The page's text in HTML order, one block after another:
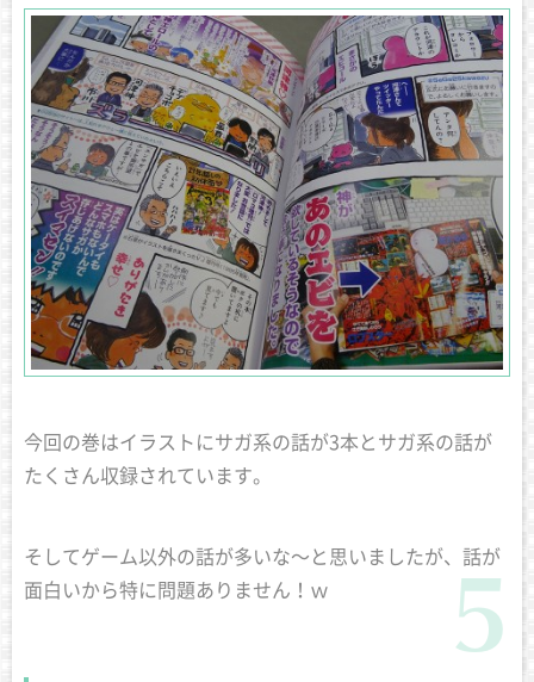
今回の巻はイラストにサガ系の話が3本とサガ系の話が
たくさん収録されています。
そしてゲーム以外の話が多いな〜と思いましたが、話が
面白いから特に問題ありません！ｗ